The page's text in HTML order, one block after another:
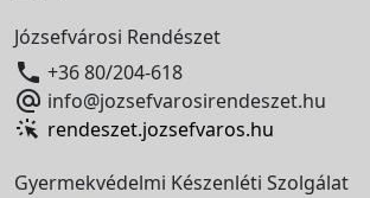
Józsefvárosi Rendészet
 +36 80/204-618
 info@jozsefvarosirendeszet.hu
rendeszet.jozsefvaros.hu
Gyermekvédelmi Készenléti Szolgálat